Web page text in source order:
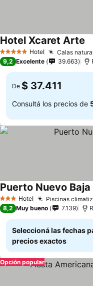
5 Estrellas Hotel Calas
Hotel Xcaret Arte
9,2 Excelente 39.663
De $ 37.411
Consultá los precios de
3 Estrellas
Hotel Piscinas
Puerto Nuevo
8,2 Muy bueno 7.139
Seleccioná las fechas
precios exactos
Opción popular